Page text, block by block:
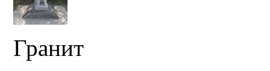
Гранит